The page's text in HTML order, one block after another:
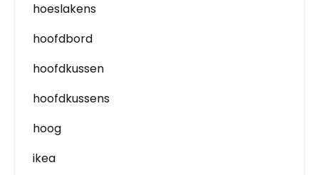
hoeslakens
hoofdbord
hoofdkussen
hoofdkussens
hoog
ikea